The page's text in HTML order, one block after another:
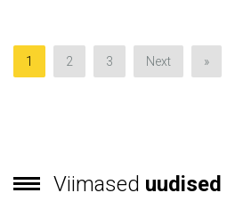
1 2 3 Next »
Viimased uudised